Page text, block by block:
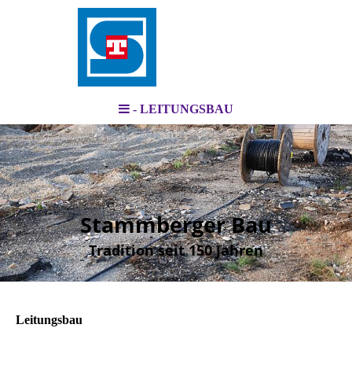
- LEITUNGSBAU
Stammberger Bau
Tradition seit 150 Jahren
Leitungsbau